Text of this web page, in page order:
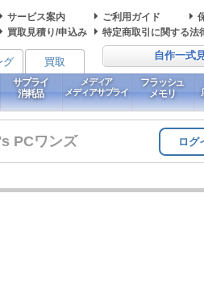
サービス案内 ご利用ガイド
買取見積り/申込み 特定商取引に関する法
自作一式
グ 買取
サプライ
消耗品
メディア
メディアサプライ
フラッシュ
メモリ
PCワンズ ログ